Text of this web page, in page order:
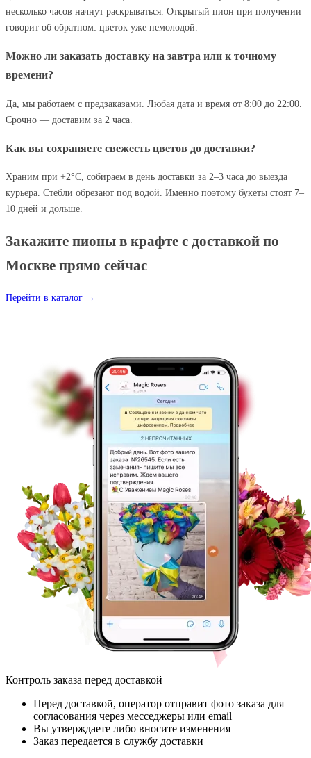
несколько часов начнут раскрываться. Открытый пион при получении
говорит об обратном: цветок уже немолодой.
Можно ли заказать доставку на завтра или к точному
времени?
Да, мы работаем с предзаказами. Любая дата и время от 8:00 до 22:00.
Срочно — доставим за 2 часа.
Как вы сохраняете свежесть цветов до доставки?
Храним при +2°C, собираем в день доставки за 2–3 часа до выезда
курьера. Стебли обрезают под водой. Именно поэтому букеты стоят 7–
10 дней и дольше.
Закажите пионы в крафте с доставкой по
Москве прямо сейчас
Перейти в каталог →
Контроль заказа перед доставкой
Перед доставкой, оператор отправит фото заказа для
согласования через месседжеры или email
Вы утверждаете либо вносите изменения
Заказ передается в службу доставки